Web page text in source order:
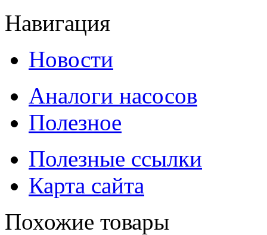
Навигация
Новости
Аналоги насосов
Полезное
Полезные ссылки
Карта сайта
Похожие товары